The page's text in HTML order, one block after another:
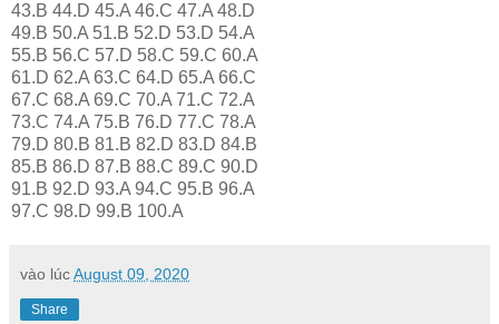
43.B 44.D 45.A 46.C 47.A 48.D
49.B 50.A 51.B 52.D 53.D 54.A
55.B 56.C 57.D 58.C 59.C 60.A
61.D 62.A 63.C 64.D 65.A 66.C
67.C 68.A 69.C 70.A 71.C 72.A
73.C 74.A 75.B 76.D 77.C 78.A
79.D 80.B 81.B 82.D 83.D 84.B
85.B 86.D 87.B 88.C 89.C 90.D
91.B 92.D 93.A 94.C 95.B 96.A
97.C 98.D 99.B 100.A
vào lúcAugust 09, 2020
Share